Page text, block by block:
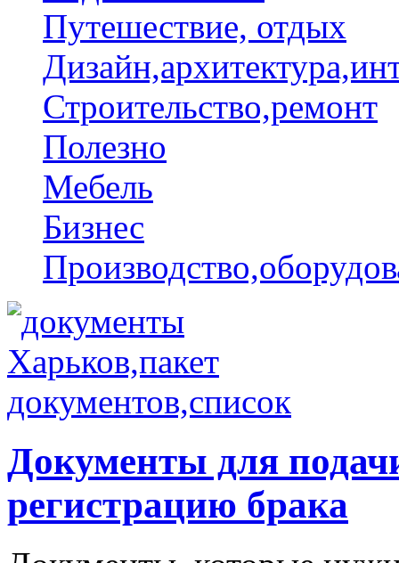
Путешествие, отдых
Строительство,ремонт
Полезно
Мебель
Бизнес
Документы для
регистрацию брака